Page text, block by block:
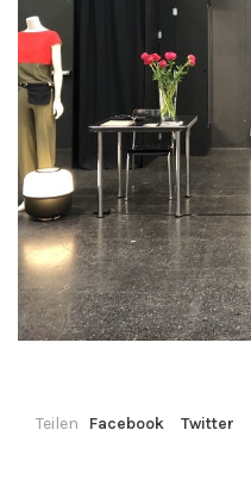
Teilen Facebook Twitter